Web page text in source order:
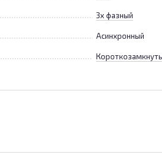
3х фазный
Асинхронный